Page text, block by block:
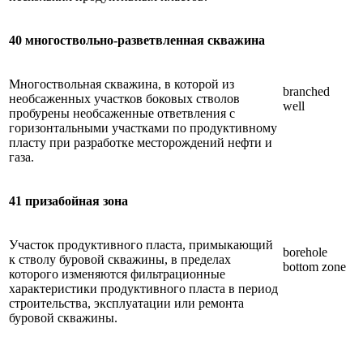
40 многоствольно-разветвленная скважина
branched
well
Многоствольная скважина, в которой из
необсаженных участков боковых стволов
пробурены необсаженные ответвления с
горизонтальными участками по продуктивному
пласту при разработке месторождений нефти и
газа.
41 призабойная зона
borehole
bottom zone
Участок продуктивного пласта, примыкающий
к стволу буровой скважины, в пределах
которого изменяются фильтрационные
характеристики продуктивного пласта в период
строительства, эксплуатации или ремонта
буровой скважины.